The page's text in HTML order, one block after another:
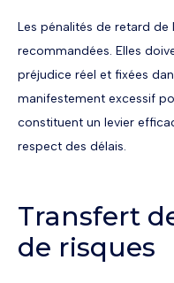
Les pénalités de retard
recommandées. Elles
préjudice réel et fixées
manifestement excessif
constituent un levier
respect des délais.
Transfert
de risques